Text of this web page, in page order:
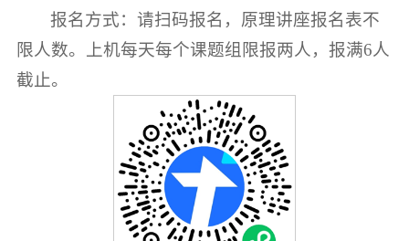
报名方式：请扫码报名，原理讲座报名表不
限人数。上机每天每个课题组限报两人，报满6人
截止。